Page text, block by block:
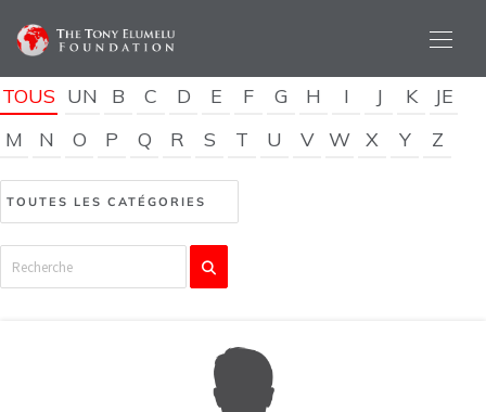
TOUS UN B C D E F G H I J K
JE
M
N O P Q R S T U V W X Y Z